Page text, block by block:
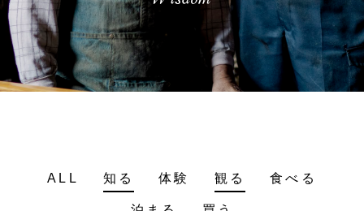
ALL 知る 体験 観る 食べる